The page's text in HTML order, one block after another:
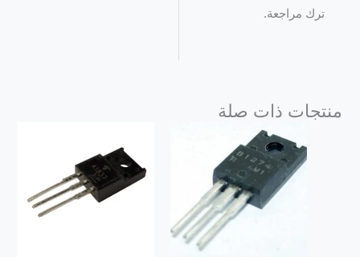
ترك مراجعة.
منتجات ذات صلة